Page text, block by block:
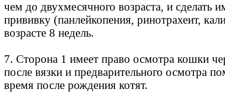
чем до двухмесячного возраста, и сделать
прививку (панлейкопения, ринотрахеит,
возрасте 8 недель.
7. Сторона 1 имеет право осмотра кошки
после вязки и предварительного осмотра
время после рождения котят.